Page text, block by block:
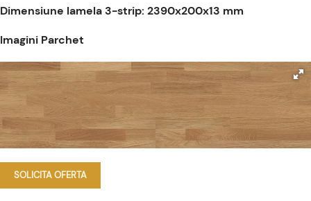
Dimensiune lamela 3-strip: 2390x200x13 mm
Imagini Parchet
SOLICITA OFERTA